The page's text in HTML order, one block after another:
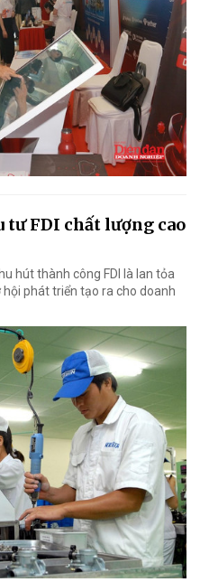
tư FDI chất lượng cao
hút thành công FDI là lan tỏa
phát triển tạo ra cho doanh